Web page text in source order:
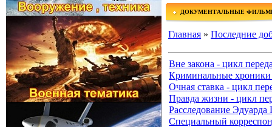
ДОКУМЕНТАЛЬНЫЕ
Главная » Последние
Вне закона - цикл
Криминальные хроники
Очная ставка - цикл
Правда жизни - цикл
Расследование Эдуарда
Специальный